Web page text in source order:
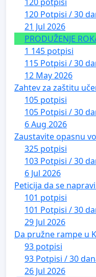
120 Potpisi / 30
21 Jul 2026
PRODUŽENJE
1 145 potpisi
115 Potpisi / 30
12 May 2026
Zahtev za zaštitu
105 potpisi
105 Potpisi / 30
6 Aug 2026
Zaustavite opasnu
325 potpisi
103 Potpisi / 30
6 Jul 2026
Peticija da se
101 potpisi
101 Potpisi / 30
29 Jul 2026
Da pružne rampe u
93 potpisi
93 Potpisi / 30
26 Jul 2026